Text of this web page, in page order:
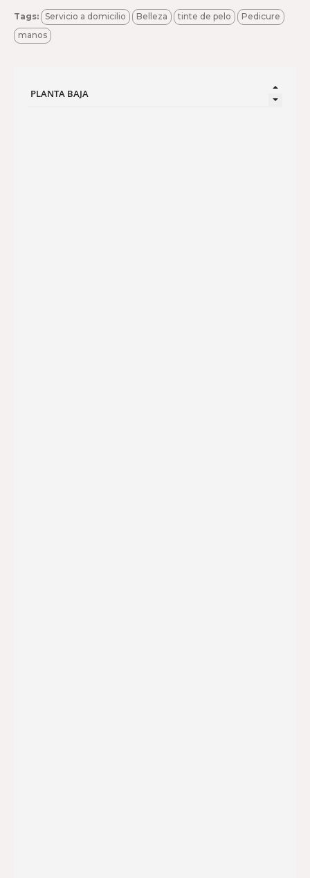
Tags: Servicio a domicilio Belleza tinte de pelo
Pedicure
manos